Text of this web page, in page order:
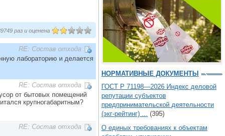
раз и оценена
RE: Состав отхода
лабораторию и делается
RE: Состав отхода
от бытовых помещений
крупногабаритным?
RE: Состав отхода
НОРМАТИВНЫЕ ДОКУМЕНТЫ
ГОСТ Р 71198—2026 Индекс деловой
репутации субъектов
предпринимательской деятельности
(экг-рейтинг) ... (395)
О единых требованиях к объектам